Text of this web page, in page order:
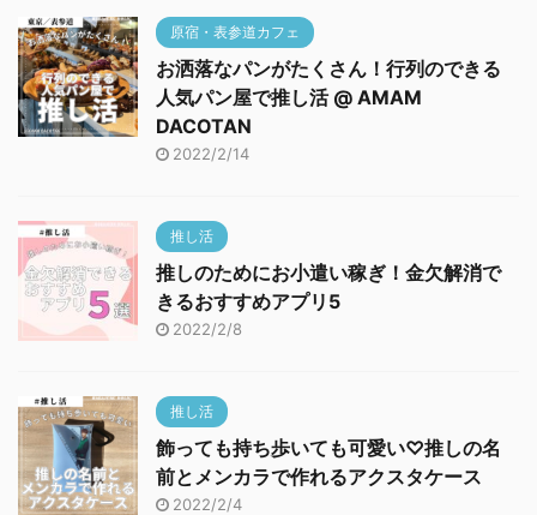
原宿・表参道カフェ
お洒落なパンがたくさん！行列のできる
人気パン屋で推し活 @ AMAM
DACOTAN
2022/2/14
推し活
推しのためにお小遣い稼ぎ！金欠解消で
きるおすすめアプリ5
2022/2/8
推し活
飾っても持ち歩いても可愛い♡推しの名
前とメンカラで作れるアクスタケース
2022/2/4